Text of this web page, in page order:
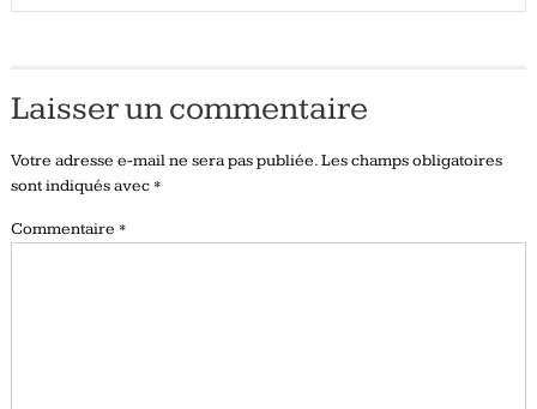
Laisser un commentaire
Votre adresse e-mail ne sera pas publiée.Les champs obligatoires
sont indiqués avec *
Commentaire *